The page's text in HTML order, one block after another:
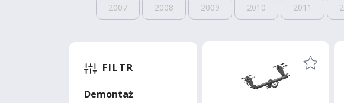
2007 2008 2009 2010 2011
FILTR
Demontaż